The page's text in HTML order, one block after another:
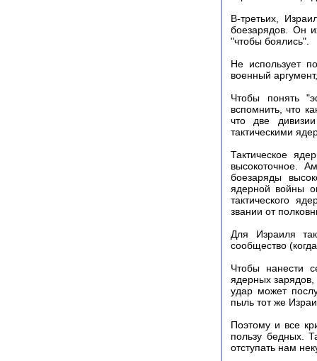
В-третьих,
боезарядов. Он
"чтобы боялись".
Не использует
военный
Чтобы понять
вспомнить, что
что две
тактическими
Тактическое
высокоточное.
боезаряды
ядерной войны
тактического
звании от
Для Израиля
сообщество
Чтобы нанести
ядерных
удар может
пыль тот же
Поэтому и все
пользу бедных.
отступать нам